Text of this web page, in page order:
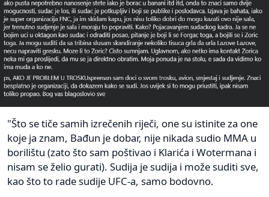
"Što se tiče samih izrečenih riječi, one su istinite za one
koje ja znam, Bađun je dobar, nije nikada sudio MMA u
borilištu (zato što sam poštivao i Klarića i Wotermana i
nisam se želio gurati). Sudija je sudija i može suditi sve,
kao što to rade sudije UFC-a, samo bodovno.